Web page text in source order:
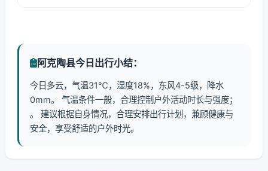
阿克陶县今日出行小结：
今日多云，气温31℃，湿度18%，东风4-5级，降水
0mm。 气温条件一般，合理控制户外活动时长与强度；
。 建议根据自身情况，合理安排出行计划，兼顾健康与
安全，享受舒适的户外时光。